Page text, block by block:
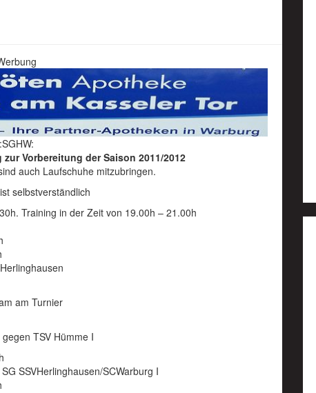
:SGHW:
Vorbereitung der Saison 2011/2012
auch Laufschuhe mitzubringen.
selbstverständlich
Training in der Zeit von 19.00h – 21.00h
am Turnier
TSV Hümme I
SSVHerlinghausen/SCWarburg I